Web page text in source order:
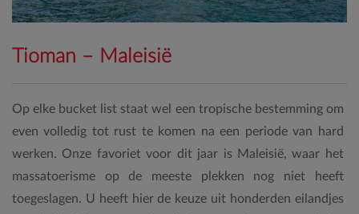
Tioman – Maleisië
Op elke bucket list staat wel een tropische bestemming om
even volledig tot rust te komen na een periode van hard
werken. Onze favoriet voor dit jaar is Maleisië, waar het
massatoerisme op de meeste plekken nog niet heeft
toegeslagen. U heeft hier de keuze uit honderden eilandjes